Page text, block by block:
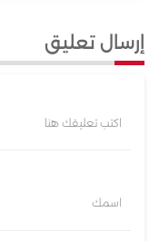
إرسال تعليق
اكتب تعليقك هنا
اسمك